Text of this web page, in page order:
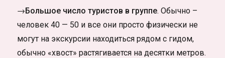
→Большое число туристов в группе. Обычно –
человек 40 — 50 и все они просто физически не
могут на экскурсии находиться рядом с гидом,
обычно «хвост» растягивается на десятки метров.